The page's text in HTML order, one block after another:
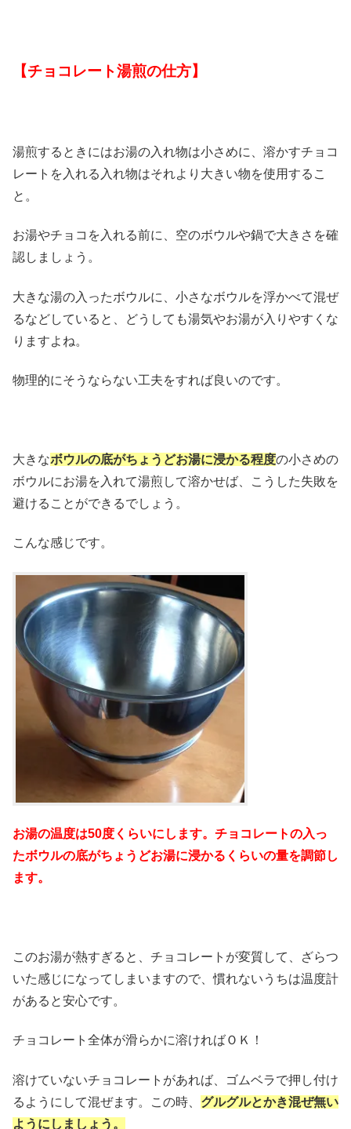
【チョコレート湯煎の仕方】
湯煎するときにはお湯の入れ物は小さめに、溶かすチョコ
レートを入れる入れ物はそれより大きい物を使用するこ
と。
お湯やチョコを入れる前に、空のボウルや鍋で大きさを確
認しましょう。
大きな湯の入ったボウルに、小さなボウルを浮かべて混ぜ
るなどしていると、どうしても湯気やお湯が入りやすくな
りますよね。
物理的にそうならない工夫をすれば良いのです。
大きなボウルの底がちょうどお湯に浸かる程度の小さめの
ボウルにお湯を入れて湯煎して溶かせば、こうした失敗を
避けることができるでしょう。
こんな感じです。
お湯の温度は50度くらいにします。チョコレートの入っ
たボウルの底がちょうどお湯に浸かるくらいの量を調節し
ます。
このお湯が熱すぎると、チョコレートが変質して、ざらつ
いた感じになってしまいますので、慣れないうちは温度計
があると安心です。
チョコレート全体が滑らかに溶ければＯＫ！
溶けていないチョコレートがあれば、ゴムベラで押し付け
るようにして混ぜます。この時、 グルグルとかき混ぜ無い
ようにしましょう。